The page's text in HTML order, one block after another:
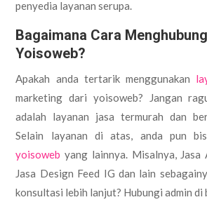
penyedia layanan serupa.
Bagaimana Cara
Yoisoweb?
Apakah anda tertarik menggunakan
marketing dari yoisoweb? Jangan
adalah layanan jasa termurah dan
Selain layanan di atas, anda pun
yoisoweb yang lainnya. Misalnya, Jasa
Jasa Design Feed IG dan lain
konsultasi lebih lanjut? Hubungi admin di